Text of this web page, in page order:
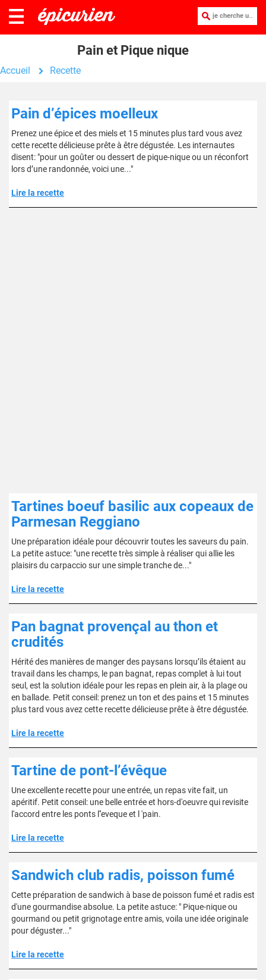
je cherche une recette :
Pain et Pique nique
Accueil Recette
Pain d’épices moelleux
Prenez une épice et des miels et 15 minutes plus tard vous avez
cette recette délicieuse prête à être dégustée. Les internautes
disent: "pour un goûter ou dessert de pique-nique ou un réconfort
lors d’une randonnée, voici une..."
Lire la recette
Tartines boeuf basilic aux copeaux de
Parmesan Reggiano
Une préparation idéale pour découvrir toutes les saveurs du pain.
La petite astuce: "une recette très simple à réaliser qui allie les
plaisirs du carpaccio sur une simple tranche de..."
Lire la recette
Pan bagnat provençal au thon et
crudités
Hérité des manières de manger des paysans lorsqu’ils étaient au
travail dans les champs, le pan bagnat, repas complet à lui tout
seul, est la solution idéale pour les repas en plein air, à la plage ou
en ballade. Petit conseil: prenez un ton et des pains et 15 minutes
plus tard vous avez cette recette délicieuse prête à être dégustée.
Lire la recette
Tartine de pont-l’évêque
Une excellente recette pour une entrée, un repas vite fait, un
apéritif. Petit conseil: une belle entrée et hors-d'oeuvre qui revisite
l'accord entre les ponts l''eveque et l 'pain.
Lire la recette
Sandwich club radis, poisson fumé
Cette préparation de sandwich à base de poisson fumé et radis est
d'une gourmandise absolue. La petite astuce: " Pique-nique ou
gourmand ou petit grignotage entre amis, voila une idée originale
pour déguster..."
Lire la recette